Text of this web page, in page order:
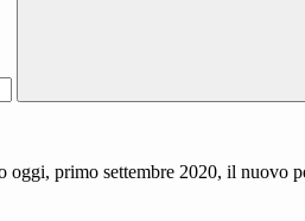
primo settembre 2020, il